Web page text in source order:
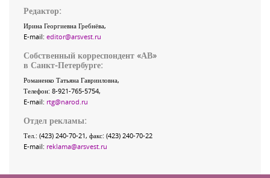
Редактор:
Ирина Георгиевна Гребнёва,
E-mail: editor@arsvest.ru
Собственный корреспондент «АВ»
в Санкт-Петербурге:
Романенко Татьяна Гаврииловна,
Телефон: 8-921-765-5754,
E-mail: rtg@narod.ru
Отдел рекламы:
Тел.: (423) 240-70-21, факс: (423) 240-70-22
E-mail: reklama@arsvest.ru